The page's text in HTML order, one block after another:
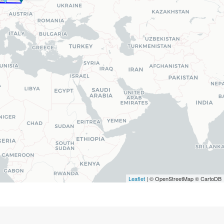
Leaflet | © OpenStreetMap © CartoDB